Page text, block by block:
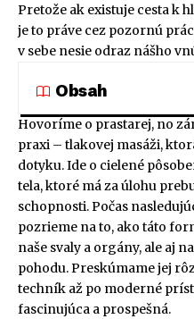
Pretože ak existuje cesta k
je to práve cez pozornú
v sebe nesie odraz nášho
Obsah
Hovoríme o prastarej, no
praxi – tlakovej masáži,
dotyku. Ide o cielené
tela, ktoré má za úlohu
schopnosti. Počas
pozrieme na to, ako táto
naše svaly a orgány, ale aj
pohodu. Preskúmame jej
techník až po moderné
fascinujúca a prospešná.